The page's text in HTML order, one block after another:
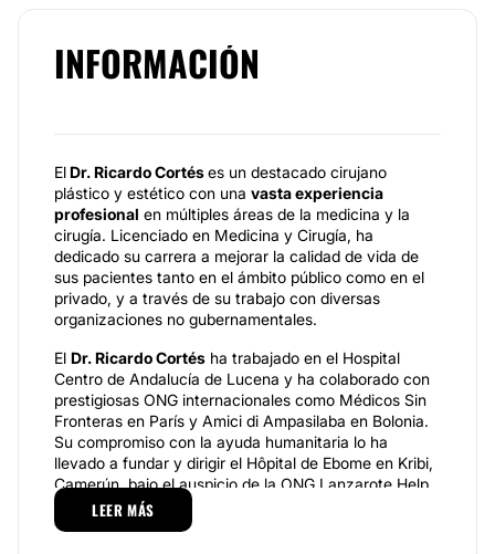
INFORMACIÓN
ElDr. Ricardo Cortéses un destacado cirujano
plástico y estético con una vasta experiencia
profesional en múltiples áreas de la medicina y la
cirugía. Licenciado en Medicina y Cirugía, ha
dedicado su carrera a mejorar la calidad de vida de
sus pacientes tanto en el ámbito público como en el
privado, y a través de su trabajo con diversas
organizaciones no gubernamentales.
El Dr. Ricardo Cortés ha trabajado en el Hospital
Centro de Andalucía de Lucena y ha colaborado con
prestigiosas ONG internacionales como Médicos Sin
Fronteras en París y Amici di Ampasilaba en Bolonia.
Su compromiso con la ayuda humanitaria lo ha
llevado a fundar y dirigir el Hôpital de Ebome en Kribi,
Camerún, bajo el auspicio de la ONG Lanzarote Help,
donde también implementó un innovador proyecto de
telemedicina financiado por el Gobierno de Canarias.
LEER MÁS